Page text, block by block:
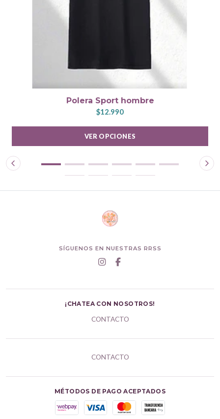
Polera Sport hombre
$12.990
VER OPCIONES
SÍGUENOS EN NUESTRAS RRSS
¡CHATEA CON NOSOTROS!
CONTACTO
CONTACTO
MÉTODOS DE PAGO ACEPTADOS